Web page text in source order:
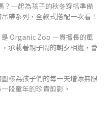
一起為孩子的秋冬穿搭準備
帶系列，全款式搭配一次看！
Organic Zoo 一貫擅長的風
承載著親子間的朝夕相處，會
樣為孩子們的每一天增添無限
段童年的珍貴剪影。